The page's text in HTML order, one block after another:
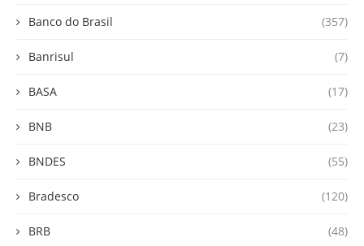
Banco do Brasil (357)
Banrisul (7)
BASA (17)
BNB (23)
BNDES (55)
Bradesco (120)
BRB (48)